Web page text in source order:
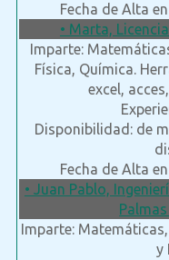
Fecha de Alta
• Marta,
Imparte:
Física, Química.
excel,
Disponibilidad: de
Fecha de Alta
• Juan Pablo,
Imparte:
y